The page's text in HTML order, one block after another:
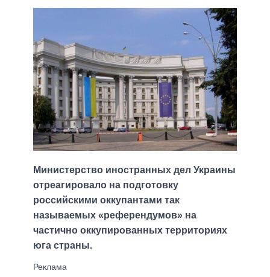
Министерство иностранных дел Украины
отреагировало на подготовку
российскими оккупантами так
называемых «референдумов» на
частично оккупированных территориях
юга страны.